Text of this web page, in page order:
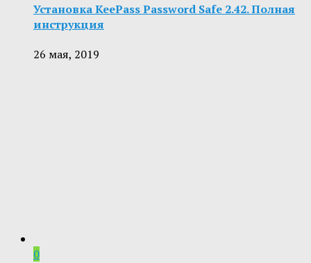
Установка KeePass Password Safe 2.42. Полная
инструкция
26 мая, 2019
0